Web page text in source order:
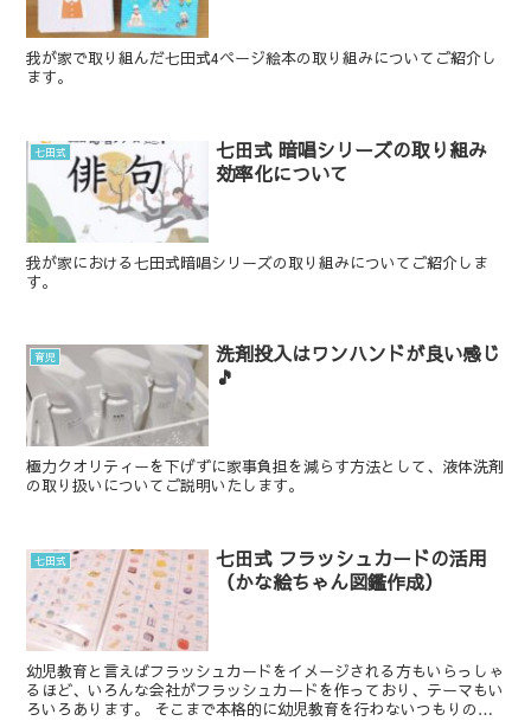
我が家で取り組んだ七田式4ページ絵本の取り組みについてご紹介し
ます。
七田式
七田式 暗唱シリーズの取り組み
効率化について
我が家における七田式暗唱シリーズの取り組みについてご紹介しま
す。
育児
洗剤投入はワンハンドが良い感じ
🎵
極力クオリティーを下げずに家事負担を減らす方法として、液体洗剤
の取り扱いについてご説明いたします。
七田式
七田式 フラッシュカードの活用
（かな絵ちゃん図鑑作成）
幼児教育と言えばフラッシュカードをイメージされる方もいらっしゃ
るほど、いろんな会社がフラッシュカードを作っており、テーマもい
ろいろあります。 そこまで本格的に幼児教育を行わないつもりのご